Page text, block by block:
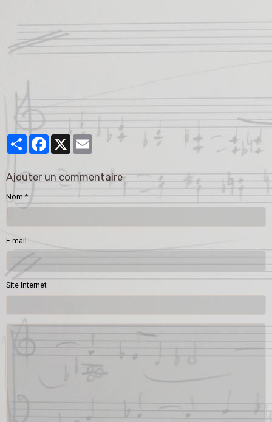
PartagerFacebook Email
Ajouter un commentaire
Nom
E-mail
Site Internet